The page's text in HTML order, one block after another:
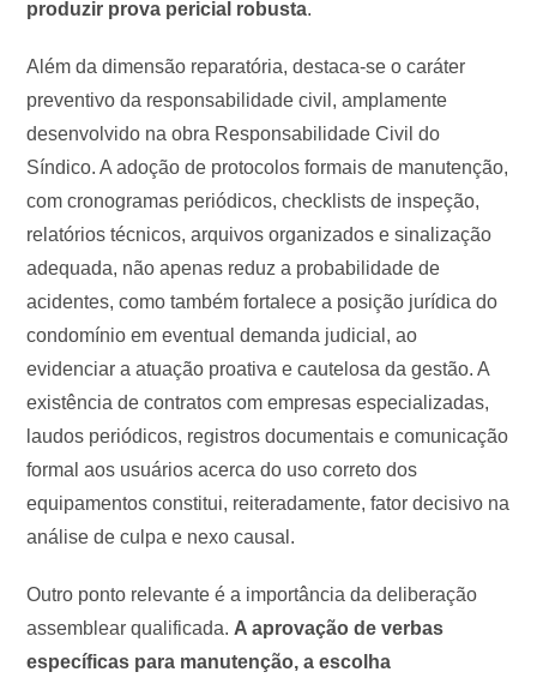
produzir prova pericial robusta.
Além da dimensão reparatória, destaca-se o caráter
preventivo da responsabilidade civil, amplamente
desenvolvido na obra Responsabilidade Civil do
Síndico. A adoção de protocolos formais de manutenção,
com cronogramas periódicos, checklists de inspeção,
relatórios técnicos, arquivos organizados e sinalização
adequada, não apenas reduz a probabilidade de
acidentes, como também fortalece a posição jurídica do
condomínio em eventual demanda judicial, ao
evidenciar a atuação proativa e cautelosa da gestão. A
existência de contratos com empresas especializadas,
laudos periódicos, registros documentais e comunicação
formal aos usuários acerca do uso correto dos
equipamentos constitui, reiteradamente, fator decisivo na
análise de culpa e nexo causal.
Outro ponto relevante é a importância da deliberação
assemblear qualificada. A aprovação de verbas
específicas para manutenção, a escolha